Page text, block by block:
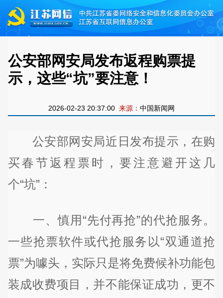
公安部网安局发布返程购票提
示，这些“坑”要注意！
2026-02-23 20:37:00 来源： 中国新闻网
公安部网安局近日发布提示，在购
买春节返程票时，要注意避开这几
个“坑”：
一、慎用“先付再抢”的代抢服务。
一些抢票软件或代抢服务以“双通道抢
票”为噱头，实际只是将免费候补功能包
装成收费项目，并不能保证成功，更不